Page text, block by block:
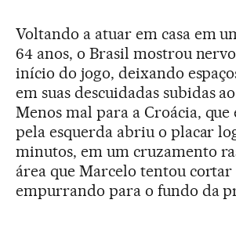
Voltando a atuar em casa em
64 anos, o Brasil mostrou
início do jogo, deixando
em suas descuidadas subidas
Menos mal para a Croácia, que
pela esquerda abriu o placar
minutos, em um cruzamento
área que Marcelo tentou cortar
empurrando para o fundo da